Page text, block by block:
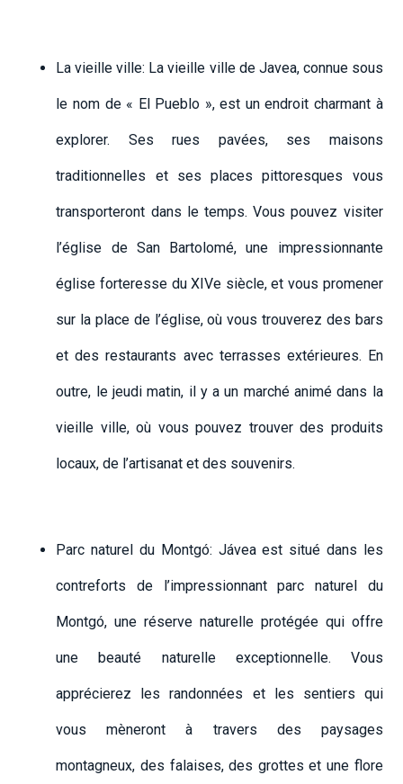
La vieille ville: La vieille ville de Javea, connue sous
le nom de « El Pueblo », est un endroit charmant à
explorer. Ses rues pavées, ses maisons
traditionnelles et ses places pittoresques vous
transporteront dans le temps. Vous pouvez visiter
l’église de San Bartolomé, une impressionnante
église forteresse du XIVe siècle, et vous promener
sur la place de l’église, où vous trouverez des bars
et des restaurants avec terrasses extérieures. En
outre, le jeudi matin, il y a un marché animé dans la
vieille ville, où vous pouvez trouver des produits
locaux, de l’artisanat et des souvenirs.
Parc naturel du Montgó: Jávea est situé dans les
contreforts de l’impressionnant parc naturel du
Montgó, une réserve naturelle protégée qui offre
une beauté naturelle exceptionnelle. Vous
apprécierez les randonnées et les sentiers qui
vous mèneront à travers des paysages
montagneux, des falaises, des grottes et une flore